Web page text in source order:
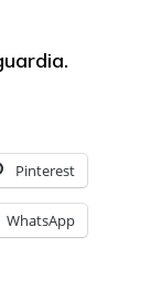
.
Pinterest
WhatsApp